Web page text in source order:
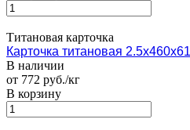
Титановая карточка
Карточка титановая
В наличии
от 772 руб./кг
В корзину